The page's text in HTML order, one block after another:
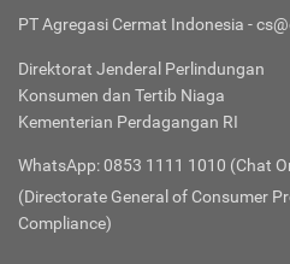
PT Agregasi Cermat Indonesia -
Direktorat Jenderal Perlindungan
Konsumen dan Tertib Niaga
Kementerian Perdagangan RI
WhatsApp: 0853 1111 1010 (Chat
(Directorate General of Consumer
Compliance)